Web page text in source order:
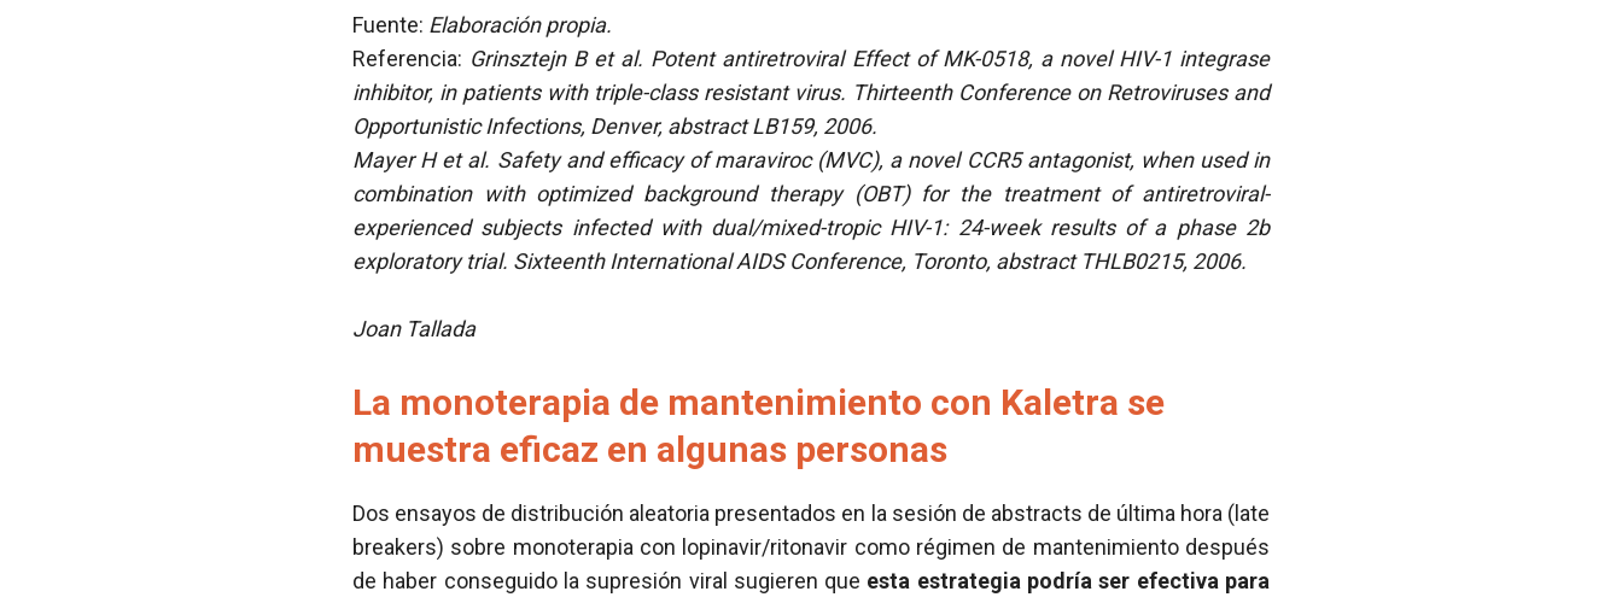
Fuente: Elaboración propia.
Referencia: Grinsztejn B et al. Potent antiretroviral Effect of MK-0518, a novel HIV-1 integrase
inhibitor, in patients with triple-class resistant virus. Thirteenth Conference on Retroviruses and
Opportunistic Infections, Denver, abstract LB159, 2006.
Mayer H et al. Safety and efficacy of maraviroc (MVC), a novel CCR5 antagonist, when used in
combination with optimized background therapy (OBT) for the treatment of antiretroviral-
experienced subjects infected with dual/mixed-tropic HIV-1: 24-week results of a phase 2b
exploratory trial. Sixteenth International AIDS Conference, Toronto, abstract THLB0215, 2006.
Joan Tallada
La monoterapia de mantenimiento con Kaletra se
muestra eficaz en algunas personas
Dos ensayos de distribución aleatoria presentados en la sesión de abstracts de última hora (late
breakers) sobre monoterapia con lopinavir/ritonavir como régimen de mantenimiento después
de haber conseguido la supresión viral sugieren que esta estrategia podría ser efectiva para